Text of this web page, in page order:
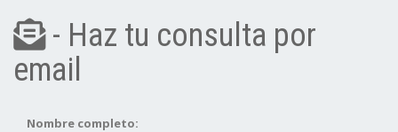
- Haz tu consulta por
email
Nombre completo: